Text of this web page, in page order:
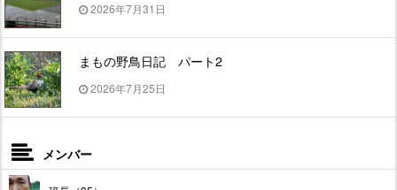
2026年7月31日
まもの野鳥日記 パート2
2026年7月25日
メンバー